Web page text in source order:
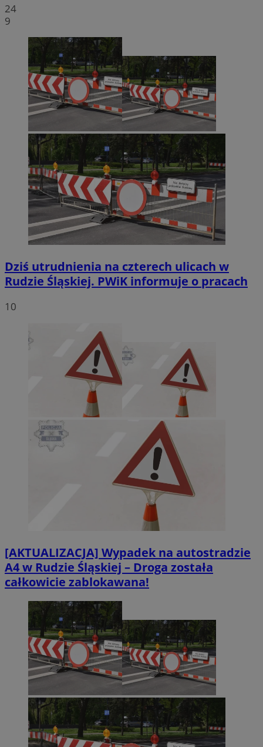
24
9
Dziś utrudnienia na czterech ulicach w
Rudzie Śląskiej. PWiK informuje o pracach
10
[AKTUALIZACJA] Wypadek na autostradzie
A4 w Rudzie Śląskiej – Droga została
całkowicie zablokawana!